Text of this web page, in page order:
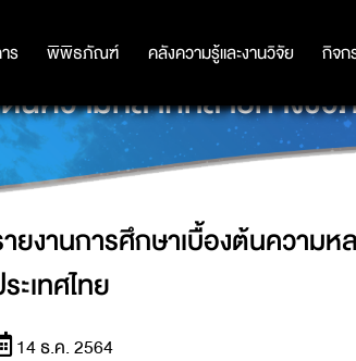
ร พิพิธภัณฑ์ คลังความรู้และงานวิจัย กิจ
ร พิพิธภัณฑ์ คลังความรู้และงานวิจัย กิจก
นความหลากหลายทางชีว
ยงานการศึกษาเบื้องต้นความ
ะเทศไทย
14 ธ.ค. 2564